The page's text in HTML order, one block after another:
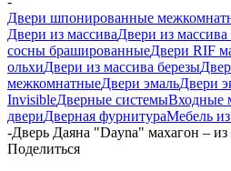
Двери шпонированные
Двери из массиваДвери из
сосны брашированныеДвери RIF
ольхиДвери из массива березы
межкомнатныеДвери эмальДвери
InvisibleДверные системыВходные
двериДверная фурнитураМебель
-Дверь Даяна "Dayna" махагон –
Поделиться